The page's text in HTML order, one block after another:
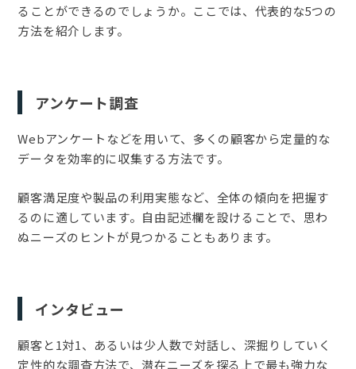
ることができるのでしょうか。ここでは、代表的な5つの
方法を紹介します。
アンケート調査
Webアンケートなどを用いて、多くの顧客から定量的な
データを効率的に収集する方法です。
顧客満足度や製品の利用実態など、全体の傾向を把握す
るのに適しています。自由記述欄を設けることで、思わ
ぬニーズのヒントが見つかることもあります。
インタビュー
顧客と1対1、あるいは少人数で対話し、深掘りしていく
定性的な調査方法で、潜在ニーズを探る上で最も強力な